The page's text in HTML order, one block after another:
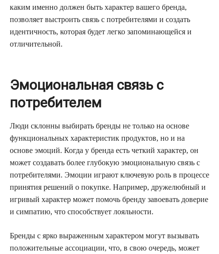
каким именно должен быть характер вашего бренда,
позволяет выстроить связь с потребителями и создать
идентичность, которая будет легко запоминающейся и
отличительной.
Эмоциональная связь с
потребителем
Люди склонны выбирать бренды не только на основе
функциональных характеристик продуктов, но и на
основе эмоций. Когда у бренда есть четкий характер, он
может создавать более глубокую эмоциональную связь с
потребителями. Эмоции играют ключевую роль в процессе
принятия решений о покупке. Например, дружелюбный и
игривый характер может помочь бренду завоевать доверие
и симпатию, что способствует лояльности.
Бренды с ярко выраженным характером могут вызывать
положительные ассоциации, что, в свою очередь, может